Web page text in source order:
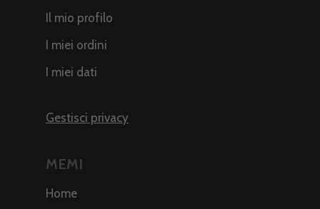
Il mio profilo
I miei ordini
I miei dati
Gestisci privacy
MEMI
Home